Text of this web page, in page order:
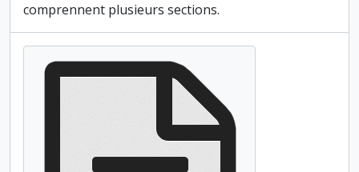
comprennent plusieurs sections.